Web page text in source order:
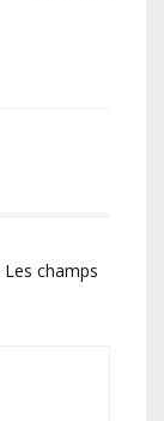
Les champs